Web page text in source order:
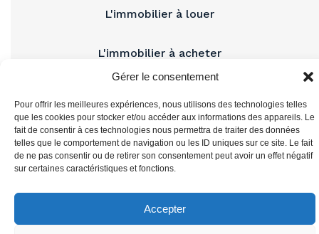
Gérer le consentement
Pour offrir les meilleures expériences, nous utilisons des technologies telles
que les cookies pour stocker et/ou accéder aux informations des appareils. Le
fait de consentir à ces technologies nous permettra de traiter des données
telles que le comportement de navigation ou les ID uniques sur ce site. Le fait
de ne pas consentir ou de retirer son consentement peut avoir un effet négatif
sur certaines caractéristiques et fonctions.
Accepter
L'immobilier à louer
L'immobilier à acheter